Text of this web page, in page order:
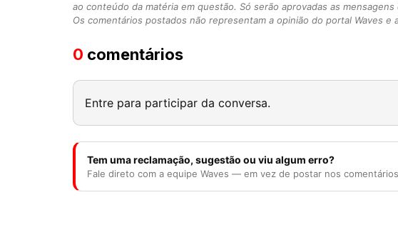
ao conteúdo da matéria em questão. Só serão aprovadas as
Os comentários postados não representam a opinião do portal Waves
0 comentários
Entre para participar da conversa.
Tem uma reclamação, sugestão ou viu algum erro?
Fale direto com a equipe Waves — em vez de postar nos